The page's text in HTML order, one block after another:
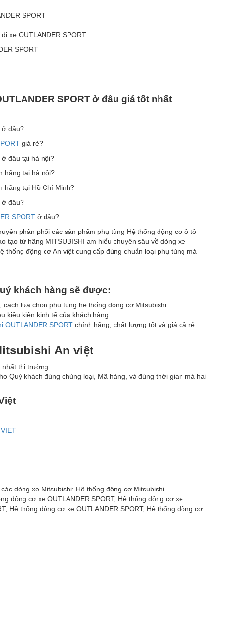
SPORT
xe OUTLANDER SPORT
SPORT
SPORT ở đâu giá tốt nhất
ở đâu?
giá rẻ?
ở đâu tại hà nội?
hãng tại hà nội?
hãng tại Hồ Chí Minh?
ở đâu?
SPORT ở đâu?
phân phối các sản phẩm phụ tùng Hệ thống động cơ ô tô
tạo từ hãng MITSUBISHI am hiểu chuyên sâu về dòng xe
thống động cơ An việt cung cấp đúng chuẩn loại phụ tùng má
ý khách hàng sẽ được:
lựa chọn phụ tùng hệ thống động cơ Mitsubishi
kiều kiện kinh tế của khách hàng.
OUTLANDER SPORT chính hãng, chất lượng tốt và giá cả rẻ
An việt
thị trường.
Quý khách đúng chủng loại, Mã hàng, và đúng thời gian mà hai
ệt
dòng xe Mitsubishi: Hệ thống động cơ Mitsubishi
động cơ xe OUTLANDER SPORT, Hệ thống động cơ xe
Hệ thống động cơ xe OUTLANDER SPORT, Hệ thống động cơ